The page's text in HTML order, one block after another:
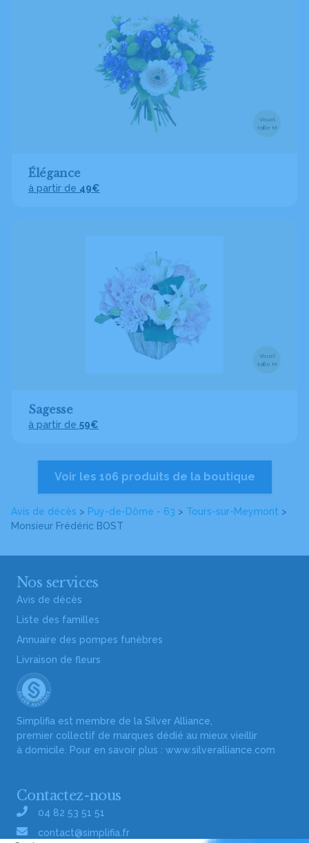
Avis de décès > Puy-de-Dôme - 63 > Tours-sur-Meymont >
Monsieur Frédéric BOST
Visuel
taille M
Élégance
à partir de 49€
Visuel
taille M
Sagesse
à partir de 59€
Voir les 106 produits de la boutique
Nos services
Avis de décès
Liste des familles
Annuaire des pompes funèbres
Livraison de fleurs
Simplifia est membre de la Silver Alliance,
premier collectif de marques dédié au mieux vieillir
à domicile. Pour en savoir plus : www.silveralliance.com
Contactez-nous
04 82 53 51 51
contact@simplifia.fr